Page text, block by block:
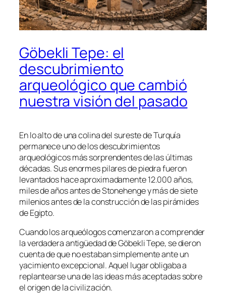
Göbekli Tepe: el
descubrimiento
arqueológico que cambió
nuestra visión del pasado
En lo alto de una colina del sureste de Turquía
permanece uno de los descubrimientos
arqueológicos más sorprendentes de las últimas
décadas. Sus enormes pilares de piedra fueron
levantados hace aproximadamente 12.000 años,
miles de años antes de Stonehenge y más de siete
milenios antes de la construcción de las pirámides
de Egipto.
Cuando los arqueólogos comenzaron a comprender
la verdadera antigüedad de Göbekli Tepe, se dieron
cuenta de que no estaban simplemente ante un
yacimiento excepcional. Aquel lugar obligaba a
replantearse una de las ideas más aceptadas sobre
el origen de la civilización.